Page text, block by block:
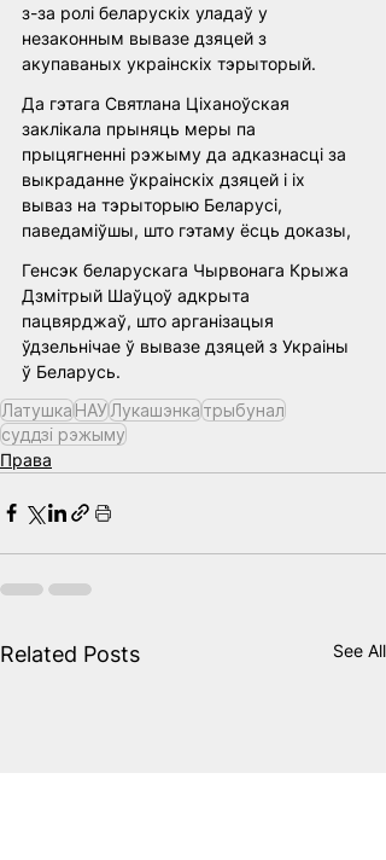
з-за ролі беларускіх уладаў у
незаконным вывазе дзяцей з
акупаваных украінскіх тэрыторый.
Да гэтага Святлана Ціханоўская
заклікала прыняць меры па
прыцягненні рэжыму да адказнасці за
выкраданне ўкраінскіх дзяцей і іх
вываз на тэрыторыю Беларусі,
паведаміўшы, што гэтаму ёсць доказы,
Генсэк беларускага Чырвонага Крыжа
Дзмітрый Шаўцоў адкрыта
пацвярджаў, што арганізацыя
ўдзельнічае ў вывазе дзяцей з Украіны
ў Беларусь.
ЛатушкаНАУЛукашэнкатрыбунал
суддзі рэжыму
Права
Related Posts See All